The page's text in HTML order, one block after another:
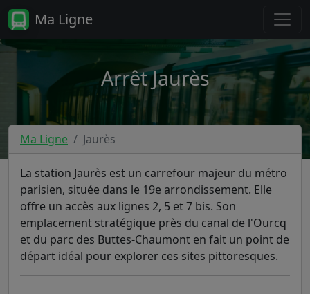
Ma Ligne
Arrêt Jaurès
Ma Ligne Jaurès
La station Jaurès est un carrefour majeur du métro
parisien, située dans le 19e arrondissement. Elle
offre un accès aux lignes 2, 5 et 7 bis. Son
emplacement stratégique près du canal de l'Ourcq
et du parc des Buttes-Chaumont en fait un point de
départ idéal pour explorer ces sites pittoresques.